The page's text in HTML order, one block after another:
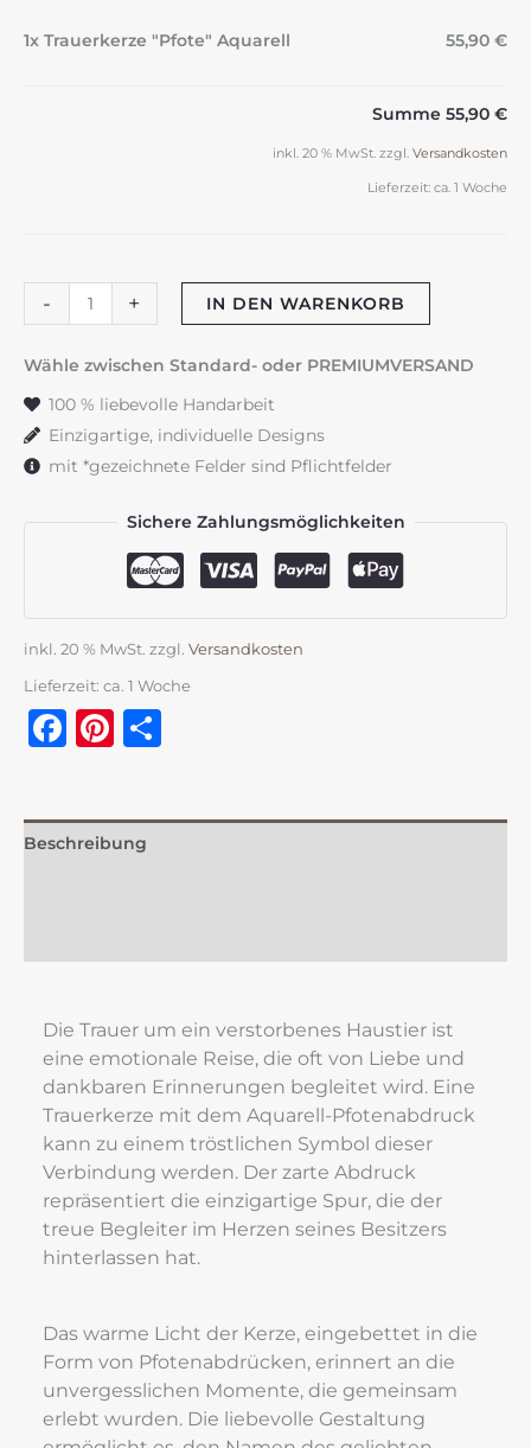
1x Trauerkerze "Pfote" Aquarell 55,90 €
Summe 55,90 €
inkl. 20 % MwSt. zzgl. Versandkosten
Lieferzeit: ca. 1 Woche
-
Trauerkerze
"Pfote"
Aquarell
+ IN DEN WARENKORB
Wähle zwischen Standard- oder PREMIUMVERSAND
100 % liebevolle Handarbeit
Einzigartige, individuelle Designs
mit *gezeichnete Felder sind Pflichtfelder
Sichere Zahlungsmöglichkeiten
inkl. 20 % MwSt. zzgl. Versandkosten
Lieferzeit: ca. 1 Woche
Facebook
Pinterest
Beschreibung
Die Trauer um ein verstorbenes Haustier ist
eine emotionale Reise, die oft von Liebe und
dankbaren Erinnerungen begleitet wird. Eine
Trauerkerze mit dem Aquarell-Pfotenabdruck
kann zu einem tröstlichen Symbol dieser
Verbindung werden. Der zarte Abdruck
repräsentiert die einzigartige Spur, die der
treue Begleiter im Herzen seines Besitzers
hinterlassen hat.
Das warme Licht der Kerze, eingebettet in die
Form von Pfotenabdrücken, erinnert an die
unvergesslichen Momente, die gemeinsam
erlebt wurden. Die liebevolle Gestaltung